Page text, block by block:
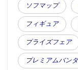
ソフマップ
フィギュア
プライズフェア
プレミアムバン